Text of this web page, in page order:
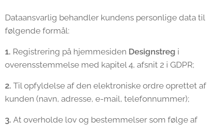
Dataansvarlig behandler kundens personlige data til
følgende formål:
1. Registrering på hjemmesiden Designstreg i
overensstemmelse med kapitel 4, afsnit 2 i GDPR;
2. Til opfyldelse af den elektroniske ordre oprettet af
kunden (navn, adresse, e-mail, telefonnummer);
3. At overholde lov og bestemmelser som følge af